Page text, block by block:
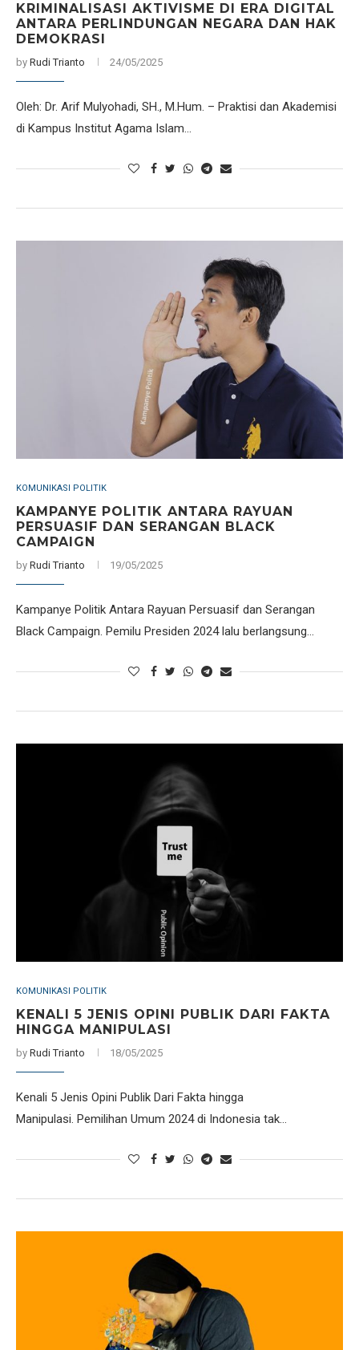
KRIMINALISASI AKTIVISME DI ERA DIGITAL
ANTARA PERLINDUNGAN NEGARA DAN HAK
DEMOKRASI
by Rudi Trianto 24/05/2025
Oleh: Dr. Arif Mulyohadi, SH., M.Hum. – Praktisi dan Akademisi
di Kampus Institut Agama Islam…
KOMUNIKASI POLITIK
KAMPANYE POLITIK ANTARA RAYUAN
PERSUASIF DAN SERANGAN BLACK
CAMPAIGN
by Rudi Trianto 19/05/2025
Kampanye Politik Antara Rayuan Persuasif dan Serangan
Black Campaign. Pemilu Presiden 2024 lalu berlangsung…
KOMUNIKASI POLITIK
KENALI 5 JENIS OPINI PUBLIK DARI FAKTA
HINGGA MANIPULASI
by Rudi Trianto 18/05/2025
Kenali 5 Jenis Opini Publik Dari Fakta hingga
Manipulasi. Pemilihan Umum 2024 di Indonesia tak…